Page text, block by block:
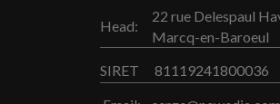
Head:
22 rue Delespaul
Marcq-en-Baroeul
SIRET
81119241800036